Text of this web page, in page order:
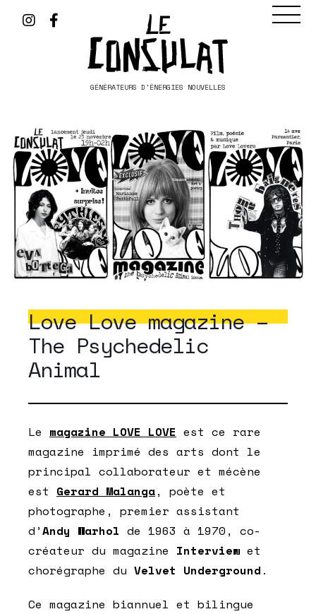
GÉNÉRATEURS D'ÉNERGIES NOUVELLES
Love Love magazine –
The Psychedelic
Animal
Le magazine LOVE LOVE est ce rare
magazine imprimé des arts dont le
principal collaborateur et mécène
est Gerard Malanga, poète et
photographe, premier assistant
d’Andy Warhol de 1963 à 1970, co-
créateur du magazine Interview et
chorégraphe du Velvet Underground .
Ce magazine biannuel et bilingue